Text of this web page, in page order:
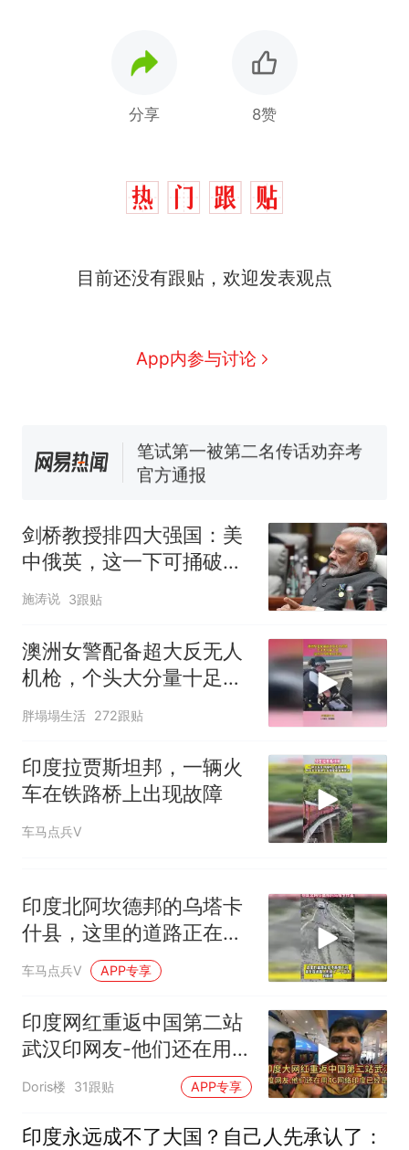
分享 8赞
目前还没有跟贴，欢迎发表观点
App内参与讨论
热 制裁瓜子饺子，美国怕什
么？
号，仅凭视频评出？中国烹饪
协会回应
男子上山采菌偶然发现鸡枞菌
窝，原地守1天等它长大：挖了
美国渔民钓获鲨鱼徒手将其拽
来源：参考消息）
那个在床头放菜刀的女孩，因
老师一句“跟我回家”改写了人
生笔试第一被第二名传话劝弃考
官方通报
么？
剑桥教授排四大强国：美
中俄英，这一下可捅破了
印度人的玻璃心
施涛说 3跟贴
澳洲女警配备超大反无人
机枪，个头大分量十足，
没点力气根本扛不动！
胖塌塌生活 272跟贴
印度拉贾斯坦邦，一辆火
车在铁路桥上出现故障
车马点兵V
印度北阿坎德邦的乌塔卡
什县，这里的道路正在不
断地下沉
车马点兵V APP专享
印度网红重返中国第二站
武汉印网友-他们还在用
4G印度已经是6G了
Doris楼 31跟贴 APP专享
印度永远成不了大国？自己人先承认了：